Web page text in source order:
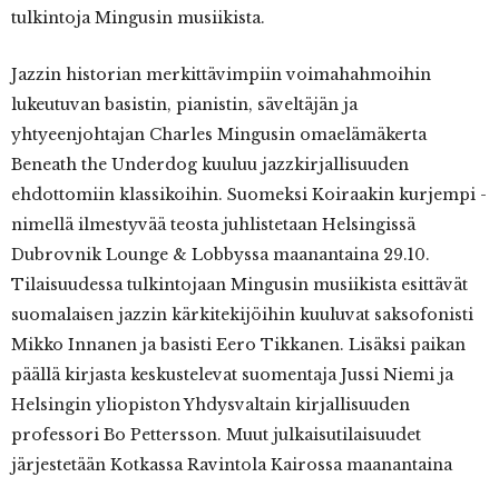
tulkintoja Mingusin musiikista.
Jazzin historian merkittävimpiin voimahahmoihin
lukeutuvan basistin, pianistin, säveltäjän ja
yhtyeenjohtajan Charles Mingusin omaelämäkerta
Beneath the Underdog kuuluu jazzkirjallisuuden
ehdottomiin klassikoihin. Suomeksi Koiraakin kurjempi -
nimellä ilmestyvää teosta juhlistetaan Helsingissä
Dubrovnik Lounge & Lobbyssa maanantaina 29.10.
Tilaisuudessa tulkintojaan Mingusin musiikista esittävät
suomalaisen jazzin kärkitekijöihin kuuluvat saksofonisti
Mikko Innanen ja basisti Eero Tikkanen. Lisäksi paikan
päällä kirjasta keskustelevat suomentaja Jussi Niemi ja
Helsingin yliopiston Yhdysvaltain kirjallisuuden
professori Bo Pettersson. Muut julkaisutilaisuudet
järjestetään Kotkassa Ravintola Kairossa maanantaina